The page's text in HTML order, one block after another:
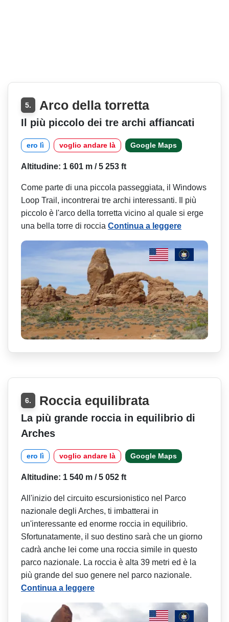
5. Arco della torretta
Il più piccolo dei tre archi affiancati
ero lì voglio andare là Google Maps
Altitudine: 1 601 m / 5 253 ft
Come parte di una piccola passeggiata, il Windows
Loop Trail, incontrerai tre archi interessanti. Il più
piccolo è l'arco della torretta vicino al quale si erge
una bella torre di roccia Continua a leggere
6. Roccia equilibrata
La più grande roccia in equilibrio di
Arches
ero lì voglio andare là Google Maps
Altitudine: 1 540 m / 5 052 ft
All'inizio del circuito escursionistico nel Parco
nazionale degli Arches, ti imbatterai in
un'interessante ed enorme roccia in equilibrio.
Sfortunatamente, il suo destino sarà che un giorno
cadrà anche lei come una roccia simile in questo
parco nazionale. La roccia è alta 39 metri ed è la
più grande del suo genere nel parco nazionale.
Continua a leggere